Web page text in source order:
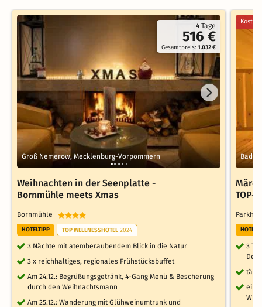
4 Tage
516 €
Gesamtpreis:1.032 €
Groß Nemerow, Mecklenburg-Vorpommern
Weihnachten in der Seenplatte -
Bornmühle meets Xmas
Bornmühle
HOTELTIPP TOP WELLNESSHOTEL 2024
3 Nächte mit atemberaubendem Blick in die Natur
3 x reichhaltiges, regionales Frühstücksbuffet
Am 24.12.: Begrüßungsgetränk, 4-Gang Menü & Bescherung
durch den Weihnachtsmann
Am 25.12.: Wanderung mit Glühweinumtrunk und
Bad
TOP-
3
ein